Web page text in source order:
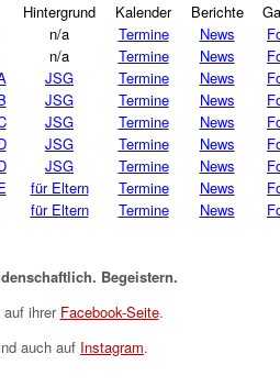
Hintergrund Kalender Berichte
n/a Termine News
n/a Termine News
JSG Termine News
JSG Termine News
JSG Termine News
JSG Termine News
JSG Termine News
für Eltern Termine News
für Eltern Termine News
Begeistern.
auf ihrer Facebook-Seite.
auch auf Instagram.